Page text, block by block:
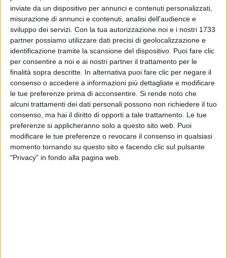
inviate da un dispositivo per annunci e contenuti personalizzati,
misurazione di annunci e contenuti, analisi dell'audience e
sviluppo dei servizi. Con la tua autorizzazione noi e i nostri 1733
partner possiamo utilizzare dati precisi di geolocalizzazione e
identificazione tramite la scansione del dispositivo. Puoi fare clic
per consentire a noi e ai nostri partner il trattamento per le
finalità sopra descritte. In alternativa puoi fare clic per negare il
consenso o accedere a informazioni più dettagliate e modificare
le tue preferenze prima di acconsentire. Si rende noto che
alcuni trattamenti dei dati personali possono non richiedere il tuo
consenso, ma hai il diritto di opporti a tale trattamento. Le tue
preferenze si applicheranno solo a questo sito web. Puoi
modificare le tue preferenze o revocare il consenso in qualsiasi
momento tornando su questo sito e facendo clic sul pulsante
"Privacy" in fondo alla pagina web.
uno dei “ trucchetti” usati da Jovanotti per
organizzare laFesta delle Festea Linate.
Gli altri “trucchetti” sono…
SCEGLIERE LA LOCATION GIUSTA. Era la prima
volta che l'aeroporto di Linate ospitava un concerto.
Questo ha reso Jova Beach Partymemorabile.
INVITARE GLI OSPITI GIUSTI. Gli amici di Lorenzo
hanno arricchito la festa con il loro stile e con il loro
sound. Ad esempio, secondo Jovanotti,